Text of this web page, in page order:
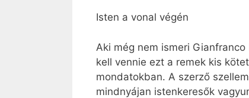
Isten a vonal végén
Aki még nem ismeri
kell vennie ezt a remek kis
mondatokban. A szerző
mindnyájan istenkeresők